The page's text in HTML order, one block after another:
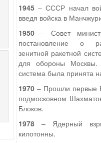
1945– СССР начал
введя войска в
1950– Совет
постановление о
зенитной ракетной
для обороны
система была принята
1970– Прошли первые
подмосковном
Блоков.
1978– Ядерный
килотонны.